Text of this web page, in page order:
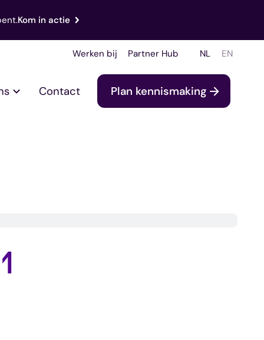
Kom in actie
Werken bij Partner Hub NL EN
Contact Plan kennismaking